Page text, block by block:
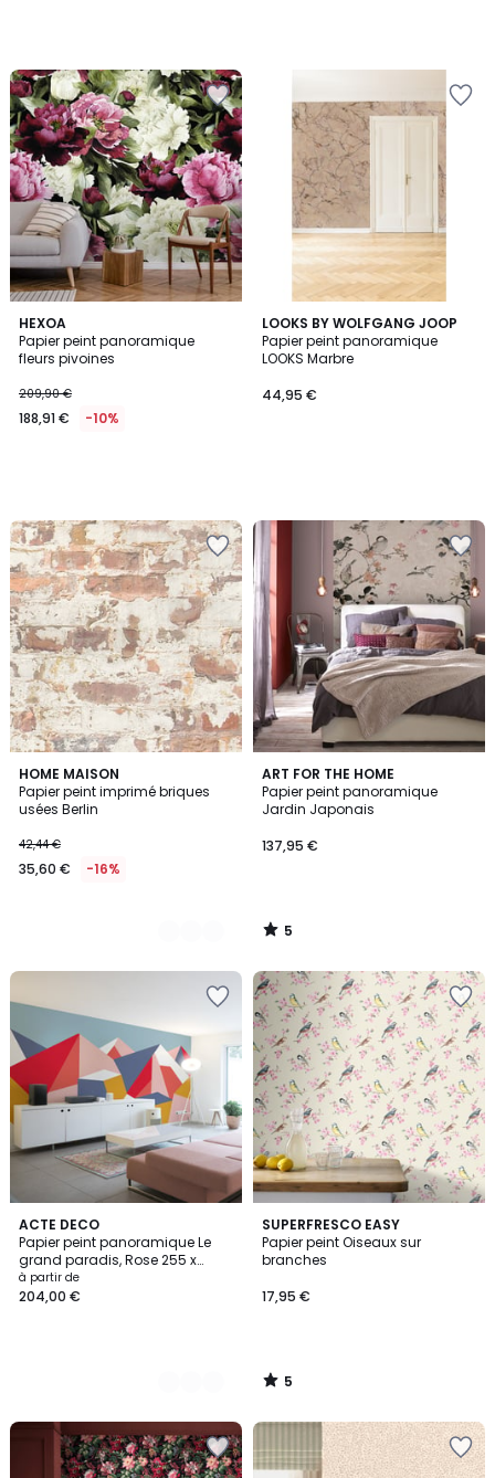
HEXOA
Papier peint panoramique
fleurs pivoines
209,90 €
188,91 € -10%
LOOKS BY WOLFGANG JOOP
Papier peint panoramique
LOOKS Marbre
44,95 €
HOME MAISON
Papier peint imprimé briques
usées Berlin
42,44 €
35,60 € -16%
2
Couleurs
ART FOR THE HOME
Papier peint panoramique
Jardin Japonais
137,95 €
5
/
5
5
/
ACTE DECO
Papier peint panoramique Le
grand paradis, Rose 255 x
250cm
à partir de
204,00 €
4
Couleurs
SUPERFRESCO EASY
Papier peint Oiseaux sur
branches
17,95 €
5
/
5
5
/